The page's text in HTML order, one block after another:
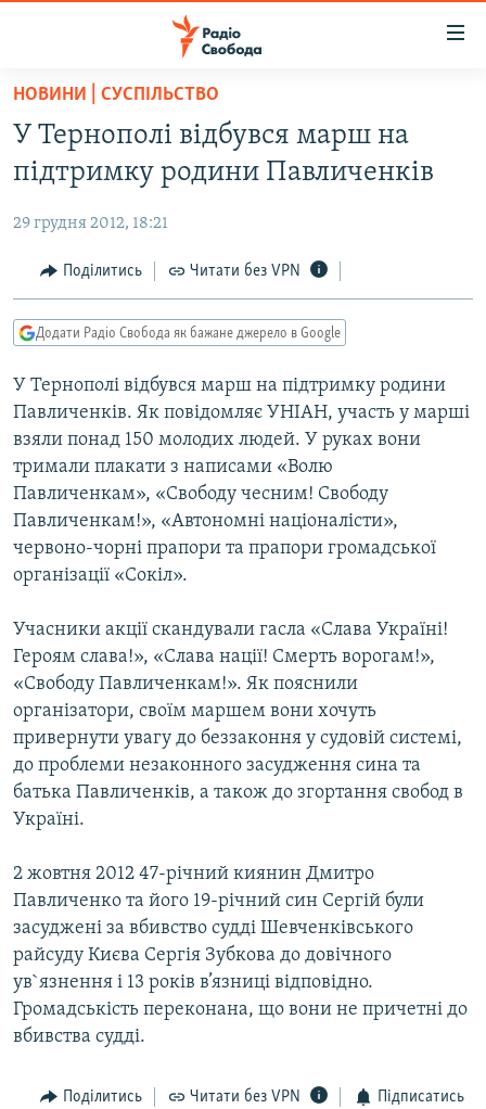
Перейти
основного
матеріалу
Перейти
до
навігації
Перейти
до
РАДІО СВОБОДА – 70 РОКІВ
ВСЕ ЗА ДОБУ
СТАТТІ
ПОЛІТИКА
ЕКОНОМІКА
КУЛЬТУРА
СПОРТ
СВІТ
ВІЙНА
РОСІЙСЬКА «ФІЛЬТРАЦІЯ»
КРИМ.РЕАЛІЇ
ТИ ЯК?
КИТАЙ.ВИКЛИКИ
МУЛЬТИМЕДІА
ФОТО
СПЕЦПРОЄКТИ
ПОДКАСТИ
КРИМ РЕАЛІЇ
РУС
УКР
КТАТ
Усі сайти RFE/RL
НОВИНИ | СУСПІЛЬСТВО
У Тернополі відбувся марш на
підтримку родини Павличенків
29 грудня 2012, 18:21
Поділитись Читати без VPN
Додати Радіо Свобода як бажане джерело в Google
У Тернополі відбувся марш на підтримку родини
Павличенків. Як повідомляє УНІАН, участь у марші
взяли понад 150 молодих людей. У руках вони
тримали плакати з написами «Волю
Павличенкам», «Свободу чесним! Свободу
Павличенкам!», «Автономні націоналісти»,
червоно-чорні прапори та прапори громадської
організації «Сокіл».
Учасники акції скандували гасла «Слава Україні!
Героям слава!», «Слава нації! Смерть ворогам!»,
«Свободу Павличенкам!». Як пояснили
організатори, своїм маршем вони хочуть
привернути увагу до беззаконня у судовій системі,
до проблеми незаконного засудження сина та
батька Павличенків, а також до згортання свобод в
Україні.
2 жовтня 2012 47-річний киянин Дмитро
Павличенко та його 19-річний син Сергій були
засуджені за вбивство судді Шевченківського
райсуду Києва Сергія Зубкова до довічного
ув`язнення і 13 років в’язниці відповідно.
Громадськість переконана, що вони не причетні до
вбивства судді.
Поділитись Читати без VPN Підписатись